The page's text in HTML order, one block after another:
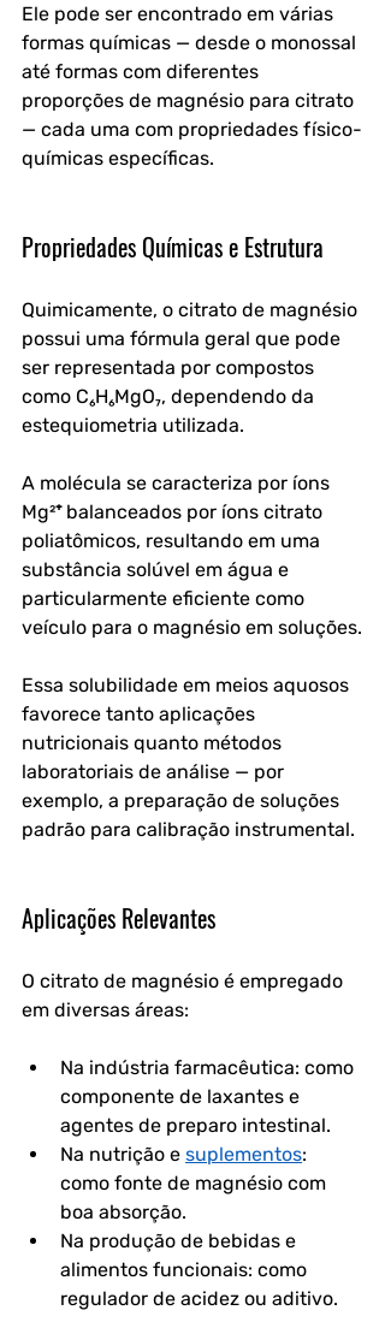
Ele pode ser encontrado em várias
formas químicas — desde o monossal
até formas com diferentes
proporções de magnésio para citrato
— cada uma com propriedades físico-
químicas específicas.
Propriedades Químicas e Estrutura
Quimicamente, o citrato de magnésio
possui uma fórmula geral que pode
ser representada por compostos
como C₆H₆MgO₇, dependendo da
estequiometria utilizada.
A molécula se caracteriza por íons
Mg²⁺ balanceados por íons citrato
poliatômicos, resultando em uma
substância solúvel em água e
particularmente eficiente como
veículo para o magnésio em soluções.
Essa solubilidade em meios aquosos
favorece tanto aplicações
nutricionais quanto métodos
laboratoriais de análise — por
exemplo, a preparação de soluções
padrão para calibração instrumental.
Aplicações Relevantes
O citrato de magnésio é empregado
em diversas áreas:
Na indústria farmacêutica: como
componente de laxantes e
agentes de preparo intestinal.
Na nutrição e suplementos:
como fonte de magnésio com
boa absorção.
Na produção de bebidas e
alimentos funcionais: como
regulador de acidez ou aditivo.